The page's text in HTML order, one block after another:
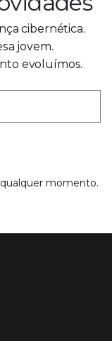
cibernética.
jovem.
evoluímos.
momento.